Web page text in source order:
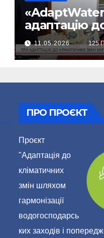
адаптацію
міркують на
Закарпатті
11.05.2026 125
ПРО ПРОЄКТ
Проєкт
"Адаптація до
кліматичних
змін шляхом
гармонізації
водогосподарсь
ких заходів і